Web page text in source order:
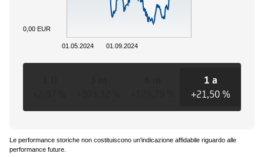
01.05.2024 01.09.2024
0,00 EUR
1 a
+21,50 %
Le performance storiche non costituiscono un'indicazione affidabile riguardo alle
performance future.